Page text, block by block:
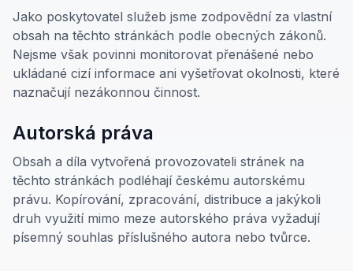
Jako poskytovatel služeb jsme zodpovědní za vlastní
obsah na těchto stránkách podle obecných zákonů.
Nejsme však povinni monitorovat přenášené nebo
ukládané cizí informace ani vyšetřovat okolnosti, které
naznačují nezákonnou činnost.
Autorská práva
Obsah a díla vytvořená provozovateli stránek na
těchto stránkách podléhají českému autorskému
právu. Kopírování, zpracování, distribuce a jakýkoli
druh využití mimo meze autorského práva vyžadují
písemný souhlas příslušného autora nebo tvůrce.